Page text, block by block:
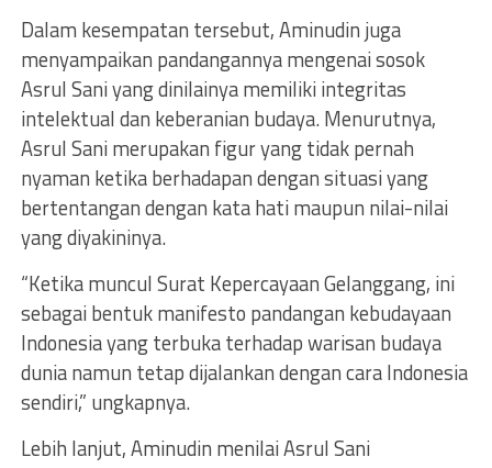
Dalam kesempatan tersebut, Aminudin juga
menyampaikan pandangannya mengenai sosok
Asrul Sani yang dinilainya memiliki integritas
intelektual dan keberanian budaya. Menurutnya,
Asrul Sani merupakan figur yang tidak pernah
nyaman ketika berhadapan dengan situasi yang
bertentangan dengan kata hati maupun nilai-nilai
yang diyakininya.
“Ketika muncul Surat Kepercayaan Gelanggang, ini
sebagai bentuk manifesto pandangan kebudayaan
Indonesia yang terbuka terhadap warisan budaya
dunia namun tetap dijalankan dengan cara Indonesia
sendiri,” ungkapnya.
Lebih lanjut, Aminudin menilai Asrul Sani